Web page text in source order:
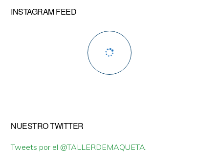
INSTAGRAM FEED
NUESTRO TWITTER
Tweets por el @TALLERDEMAQUETA.